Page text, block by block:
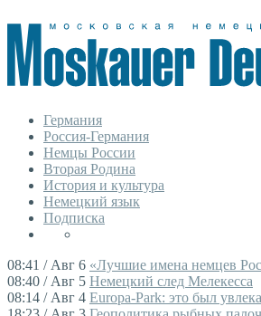
Германия
Россия-Германия
Немцы России
Вторая Родина
История и культура
Немецкий язык
Подписка
08:41 / Авг 6 «Лучшие имена немцев
08:40 / Авг 5 Немецкий след Мелекесса
08:14 / Авг 4 Europa-Park: это был